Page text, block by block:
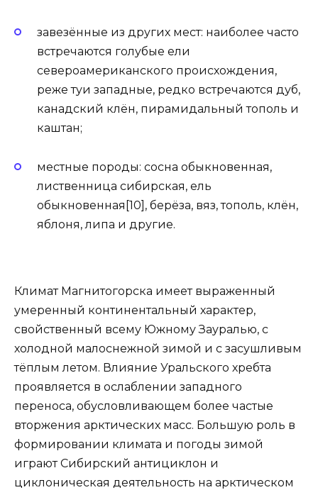
завезённые из других мест: наиболее часто
встречаются голубые ели
североамериканского происхождения,
реже туи западные, редко встречаются дуб,
канадский клён, пирамидальный тополь и
каштан;
местные породы: сосна обыкновенная,
лиственница сибирская, ель
обыкновенная[10], берёза, вяз, тополь, клён,
яблоня, липа и другие.
Климат Магнитогорска имеет выраженный
умеренный континентальный характер,
свойственный всему Южному Зауралью, с
холодной малоснежной зимой и с засушливым
тёплым летом. Влияние Уральского хребта
проявляется в ослаблении западного
переноса, обусловливающем более частые
вторжения арктических масс. Большую роль в
формировании климата и погоды зимой
играют Сибирский антициклон и
циклоническая деятельность на арктическом